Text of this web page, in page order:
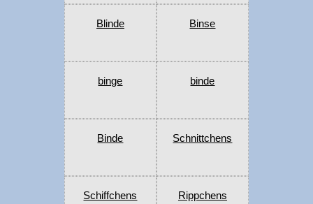
Blinde Binse
binge binde
Binde Schnittchens
Schiffchens Rippchens